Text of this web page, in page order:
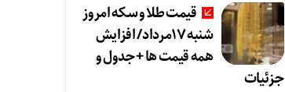
قیمت طلا و سکه امروز
شنبه 17مرداد/ افزایش
همه قیمت ها + جدول و
جزئیات